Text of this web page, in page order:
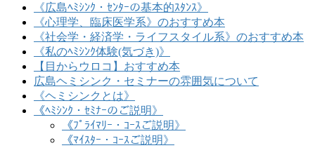
《広島ﾍﾐｼﾝｸ・ｾﾝﾀｰの基本的ｽﾀﾝｽ》
《心理学、臨床医学系》のおすすめ本
《社会学・経済学・ライフスタイル系》のおすすめ本
《私のﾍﾐｼﾝｸ体験(気づき)》
【目からウロコ】おすすめ本
広島ヘミシンク・セミナーの雰囲気について
《ヘミシンクとは》
《ﾍﾐｼﾝｸ・ｾﾐﾅｰのご説明》
《ﾌﾟﾗｲﾏﾘｰ・ｺｰｽご説明》
《ﾏｲｽﾀｰ・ｺｰｽご説明》